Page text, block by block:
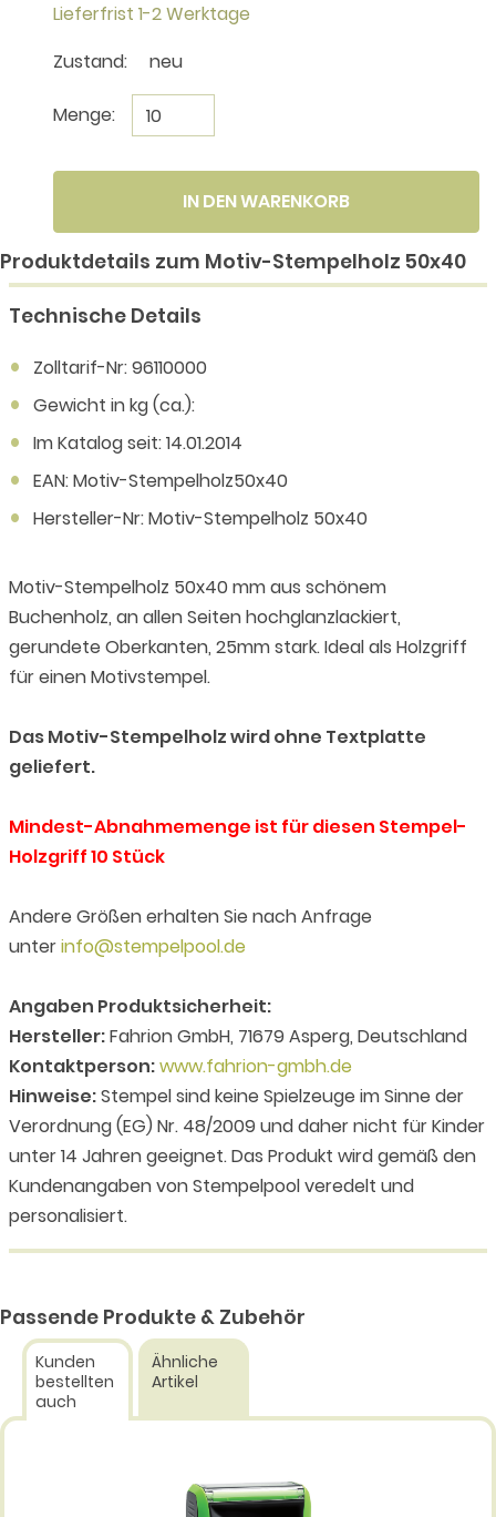
Lieferfrist 1-2 Werktage
Zustand:
neu
Menge:
IN DEN WARENKORB
Produktdetails zum Motiv-Stempelholz 50x40
Technische Details
Zolltarif-Nr: 96110000
Gewicht in kg (ca.):
Im Katalog seit: 14.01.2014
EAN: Motiv-Stempelholz50x40
Hersteller-Nr: Motiv-Stempelholz 50x40
Motiv-Stempelholz 50x40 mm aus schönem
Buchenholz, an allen Seiten hochglanzlackiert,
gerundete Oberkanten, 25mm stark. Ideal als Holzgriff
für einen Motivstempel.
Das Motiv-Stempelholz wird ohne Textplatte
geliefert.
Mindest-Abnahmemenge ist für diesen Stempel-
Holzgriff 10 Stück
Andere Größen erhalten Sie nach Anfrage
unterinfo@stempelpool.de
Angaben Produktsicherheit:
Hersteller:Fahrion GmbH, 71679 Asperg, Deutschland
Kontaktperson:www.fahrion-gmbh.de
Hinweise:Stempel sind keine Spielzeuge im Sinne der
Verordnung (EG) Nr. 48/2009 und daher nicht für Kinder
unter 14 Jahren geeignet. Das Produkt wird gemäß den
Kundenangaben von Stempelpool veredelt und
personalisiert.
Passende Produkte & Zubehör
Kunden
bestellten
auch
Ähnliche
Artikel